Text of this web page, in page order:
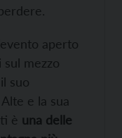
aperto
mezzo
suo
e la sua
è una delle